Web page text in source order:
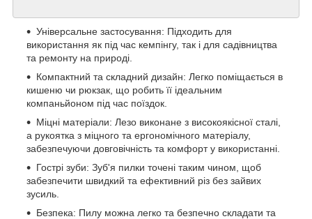
Універсальне застосування: Підходить для
використання як під час кемпінгу, так і для садівництва
та ремонту на природі.
Компактний та складний дизайн: Легко поміщається в
кишеню чи рюкзак, що робить її ідеальним
компаньйоном під час поїздок.
Міцні матеріали: Лезо виконане з високоякісної сталі,
а рукоятка з міцного та ергономічного матеріалу,
забезпечуючи довговічність та комфорт у використанні.
Гострі зуби: Зуб'я пилки точені таким чином, щоб
забезпечити швидкий та ефективний різ без зайвих
зусиль.
Безпека: Пилу можна легко та безпечно складати та